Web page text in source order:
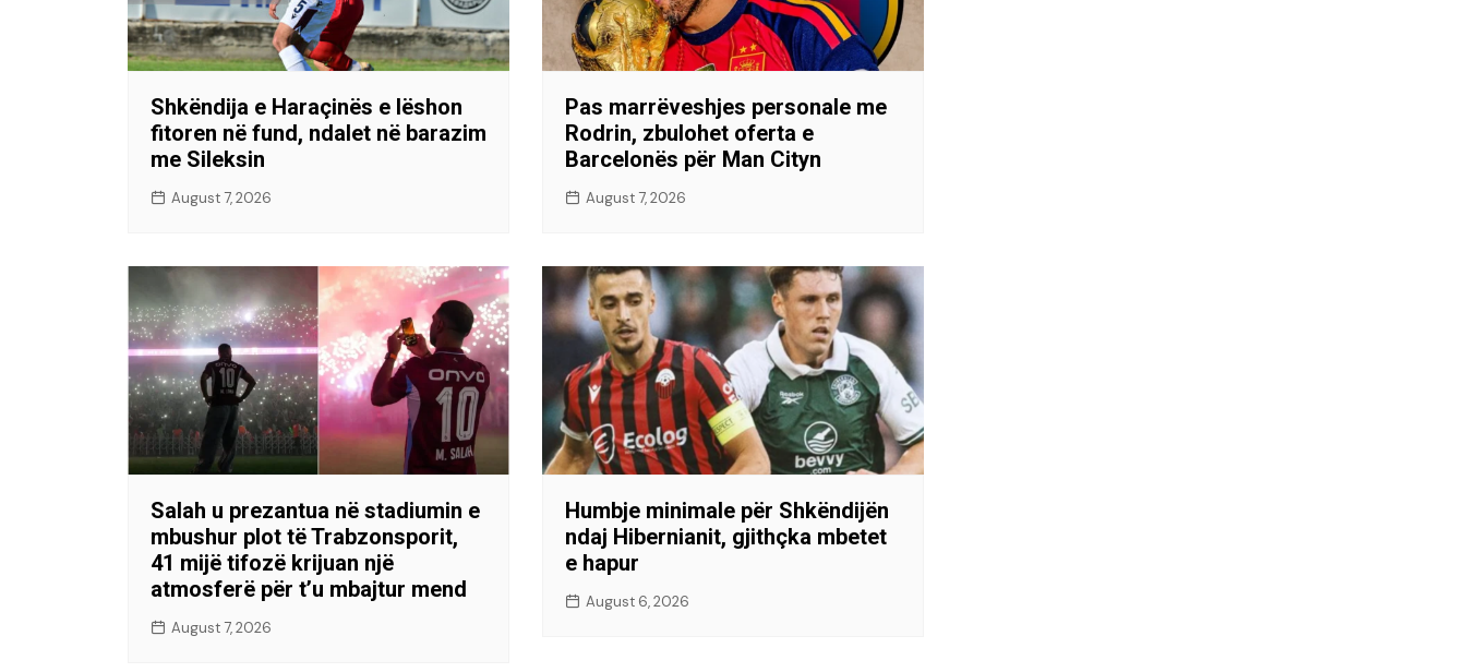
Shkëndija e Haraçinës e lëshon
fitoren në fund, ndalet në barazim
me Sileksin
August 7, 2026
Pas marrëveshjes personale me
Rodrin, zbulohet oferta e
Barcelonës për Man Cityn
August 7, 2026
Salah u prezantua në stadiumin e
mbushur plot të Trabzonsporit,
41 mijë tifozë krijuan një
atmosferë për t’u mbajtur mend
August 7, 2026
Humbje minimale për Shkëndijën
ndaj Hibernianit, gjithçka mbetet
e hapur
August 6, 2026